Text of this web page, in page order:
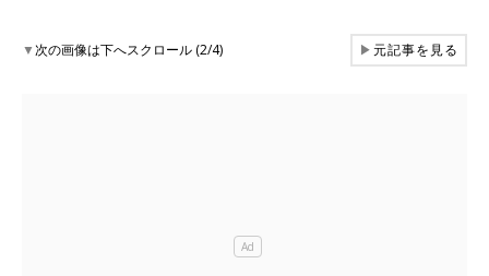
▼次の画像は下へスクロール (2/4) ▶元記事を見る